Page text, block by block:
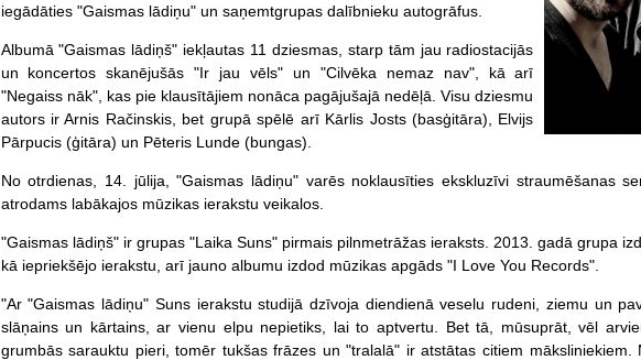
iegādāties "Gaismas lādiņu" un saņemtgrupas dalībnieku autogrāfus.
Albumā "Gaismas lādiņš" iekļautas 11 dziesmas, starp tām jau radiostacijās
un koncertos skanējušās "Ir jau vēls" un "Cilvēka nemaz nav", kā arī
"Negaiss nāk", kas pie klausītājiem nonāca pagājušajā nedēļā. Visu dziesmu
autors ir Arnis Račinskis, bet grupā spēlē arī Kārlis Josts (basģitāra), Elvijs
Pārpucis (ģitāra) un Pēteris Lunde (bungas).
No otrdienas, 14. jūlija, "Gaismas lādiņu" varēs noklausīties ekskluzīvi straumēšanas
atrodams labākajos mūzikas ierakstu veikalos.
"Gaismas lādiņš" ir grupas "Laika Suns" pirmais pilnmetrāžas ieraksts. 2013. gadā grupa
kā iepriekšējo ierakstu, arī jauno albumu izdod mūzikas apgāds "I Love You Records".
"Ar "Gaismas lādiņu" Suns ierakstu studijā dzīvoja diendienā veselu rudeni, ziemu un
slāņains un kārtains, ar vienu elpu nepietiks, lai to aptvertu. Bet tā, mūsuprāt, vēl
grumbās sarauktu pieri, tomēr tukšas frāzes un "tralalā" ir atstātas citiem